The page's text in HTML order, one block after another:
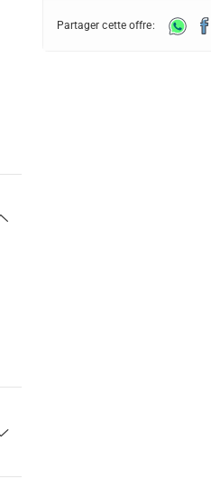
Partager cette offre: